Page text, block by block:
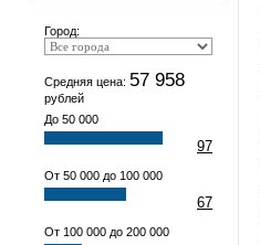
Город:
Средняя цена: 57 958
рублей
До 50 000
97
От 50 000 до 100 000
67
От 100 000 до 200 000